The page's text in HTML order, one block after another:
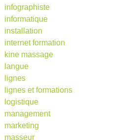
infographiste
informatique
installation
internet formation
kine massage
langue
lignes
lignes et formations
logistique
management
marketing
masseur